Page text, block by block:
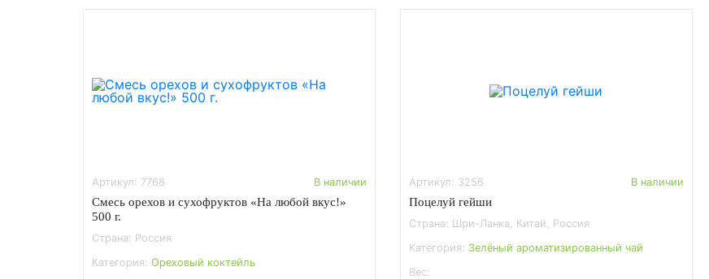
Артикул: 7768 В наличии
Смесь орехов и сухофруктов «На любой вкус!»
500 г.
Страна: Россия
Категория: Ореховый коктейль
Артикул: 3256 В наличии
Поцелуй гейши
Страна: Шри-Ланка, Китай, Россия
Категория: Зелёный ароматизированный чай
Вес: